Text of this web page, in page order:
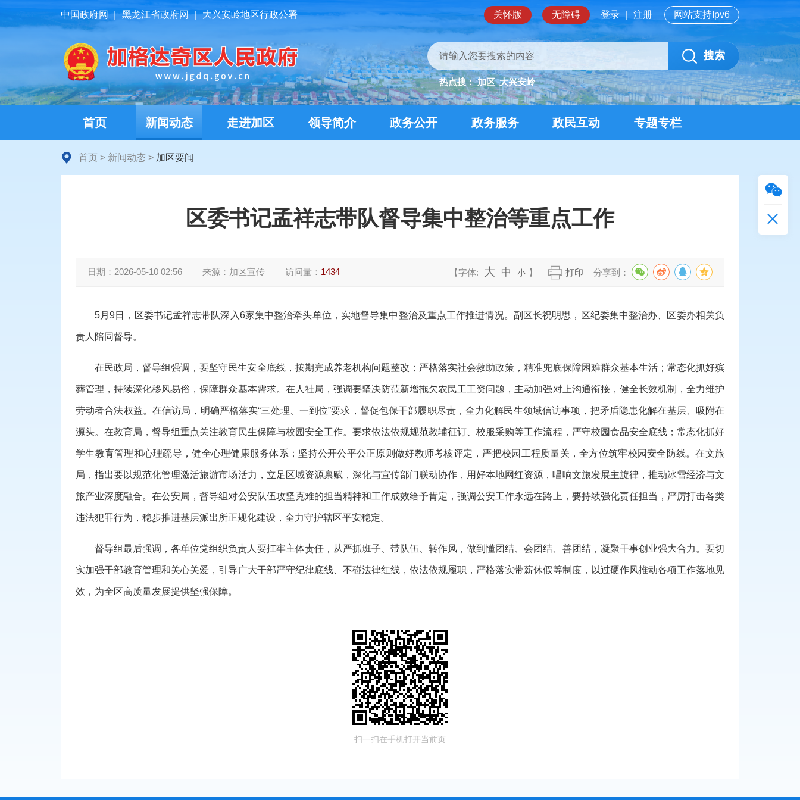
中国政府网 | 黑龙江省政府网 | 大兴安岭地区行政公署 关怀版 无障碍 网站支持Ipv6
登录 注册
搜索
热点搜： 加区 大兴安岭
首页 新闻动态 走进加区 领导简介 政务公开 政务服务 政民互动 专题专栏
首页 > 新闻动态 > 加区要闻
区委书记孟祥志带队督导集中整治等重点工作
日期： 2026-05-10 02:56 来源： 加区宣传 访问量： 1434 【字体: 大 中 小 】 打印 分享到：
5月9日，区委书记孟祥志带队深入6家集中整治牵头单位，实地督导集中整治及重点工作推进情况。副区长祝明思，区纪委集中整治办、区委办相关负
责人陪同督导。
在民政局，督导组强调，要坚守民生安全底线，按期完成养老机构问题整改；严格落实社会救助政策，精准兜底保障困难群众基本生活；常态化抓好殡
葬管理，持续深化移风易俗，保障群众基本需求。 在人社局， 强调要坚决防范新增拖欠农民工工资问题 ，主动加强对上沟通衔接，健全长效机制， 全力维护
劳动者合法权益。 在信访局， 明确严格落实“三处理、一到位”要求， 督促包保干部履职尽责，全力化解民生领域信访事项 ，把矛盾隐患化解在基层、吸附在
源头。在教育局，督导组重点关注教育民生保障与校园安全工作。 要求依法依规规范教辅征订、校服采购等工作流程，严守校园食品安全底线；常态化抓好
学生教育管理和心理疏导，健全心理健康服务体系 ； 坚持公开公平公正原则做好教师考核评定，严把校园工程质量关，全方位筑牢校园安全防线。在文旅
局，指出要以规范化管理激活旅游市场活力，立足区域资源禀赋，深化与宣传部门联动协作，用好本地网红资源，唱响文旅发展主旋律，推动冰雪经济与文
旅产业深度融合。在公安局，督导组对公安队伍攻坚克难的担当精神和工作成效给予肯定，强调公安工作永远在路上，要持续强化责任担当，严厉打击各类
违法犯罪行为，稳步推进基层派出所正规化建设，全力守护辖区平安稳定。
督导组最后强调，各单位党组织负责人要扛牢主体责任，从严抓班子、带队伍、转作风，做到懂团结、会团结、善团结，凝聚干事创业强大合力。要切
实加强干部教育管理和关心关爱，引导广大干部严守纪律底线、不碰法律红线，依法依规履职，严格落实带薪休假等制度，以过硬作风推动各项工作落地见
效，为全区高质量发展提供坚强保障。
扫一扫在手机打开当前页